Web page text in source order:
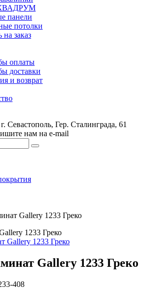
панели
потолки
заказ
оплаты
доставки
и возврат
г. Севастополь, Гер. Сталинграда, 61
нам на e-mail
Gallery 1233 Греко
1233 Греко
Gallery 1233 Греко
408